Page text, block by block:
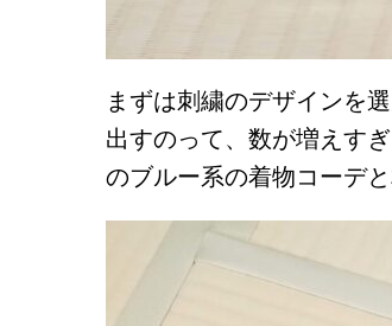
まずは刺繍のデザインを
出すのって、数が増えす
のブルー系の着物コーデ